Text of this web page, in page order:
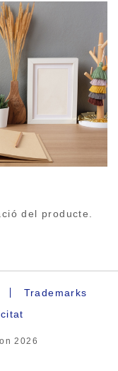
del producte.
Trademarks
2026